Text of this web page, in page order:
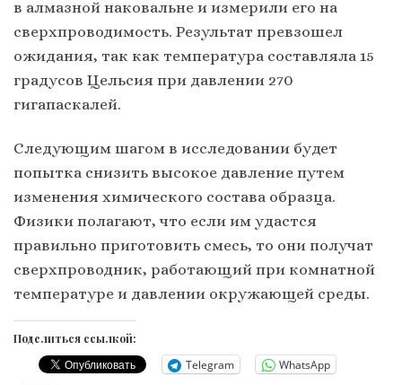
в алмазной наковальне и измерили его на
сверхпроводимость. Результат превзошел
ожидания, так как температура составляла 15
градусов Цельсия при давлении 270
гигапаскалей.
Следующим шагом в исследовании будет
попытка снизить высокое давление путем
изменения химического состава образца.
Физики полагают, что если им удастся
правильно приготовить смесь, то они получат
сверхпроводник, работающий при комнатной
температуре и давлении окружающей среды.
Поделиться ссылкой:
Telegram WhatsApp